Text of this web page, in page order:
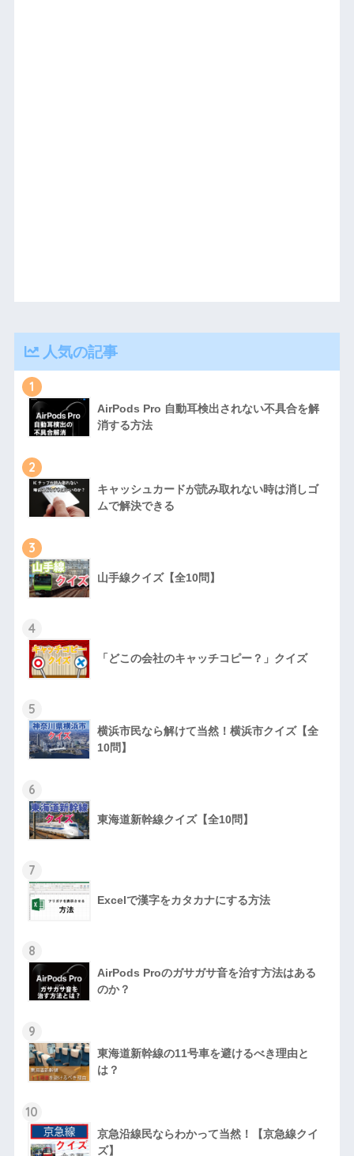
人気の記事
1
AirPods Pro 自動耳検出されない不具合を解
消する方法
2
キャッシュカードが読み取れない時は消しゴ
ムで解決できる
3
山手線クイズ【全10問】
4
「どこの会社のキャッチコピー？」クイズ
5
横浜市民なら解けて当然！横浜市クイズ【全
10問】
6
東海道新幹線クイズ【全10問】
7
Excelで漢字をカタカナにする方法
8
AirPods Proのガサガサ音を治す方法はある
のか？
9
東海道新幹線の11号車を避けるべき理由と
は？
10
京急沿線民ならわかって当然！【京急線クイ
ズ】